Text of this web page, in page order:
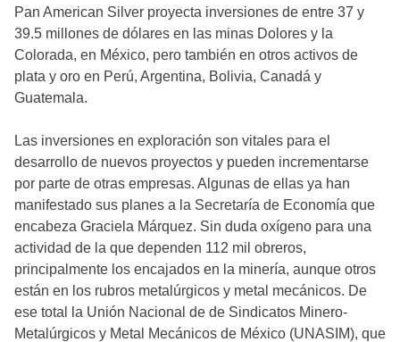
Pan American Silver proyecta inversiones de entre 37 y
39.5 millones de dólares en las minas Dolores y la
Colorada, en México, pero también en otros activos de
plata y oro en Perú, Argentina, Bolivia, Canadá y
Guatemala.
Las inversiones en exploración son vitales para el
desarrollo de nuevos proyectos y pueden incrementarse
por parte de otras empresas. Algunas de ellas ya han
manifestado sus planes a la Secretaría de Economía que
encabeza Graciela Márquez. Sin duda oxígeno para una
actividad de la que dependen 112 mil obreros,
principalmente los encajados en la minería, aunque otros
están en los rubros metalúrgicos y metal mecánicos. De
ese total la Unión Nacional de de Sindicatos Minero-
Metalúrgicos y Metal Mecánicos de México (UNASIM), que